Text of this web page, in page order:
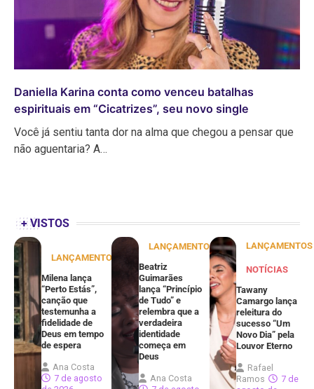
Daniella Karina conta como venceu batalhas
espirituais em “Cicatrizes”, seu novo single
Você já sentiu tanta dor na alma que chegou a pensar que
não aguentaria? A…
+ VISTOS
LANÇAMENTOS
Milena lança
“Perto Estás”,
canção que
testemunha a
fidelidade de
Deus em tempo
de espera
Ana Costa
7 de agosto
LANÇAMENTOS
Beatriz
Guimarães
lança “Princípio
de Tudo” e
relembra que a
verdadeira
identidade
começa em
Deus
Ana Costa
LANÇAMENTOS
NOTÍCIAS
Tawany
Camargo lança
releitura do
sucesso “Um
Novo Dia” pela
Louvor Eterno
Rafael
Ramos
7 de